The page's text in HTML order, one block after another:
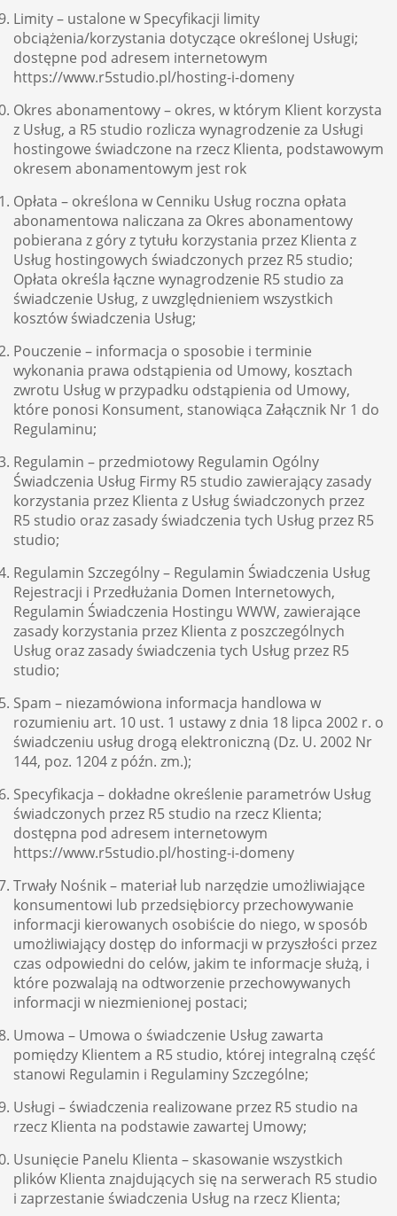
Limity – ustalone w Specyfikacji limity
obciążenia/korzystania dotyczące określonej Usługi;
dostępne pod adresem internetowym
https://www.r5studio.pl/hosting-i-domeny
Okres abonamentowy – okres, w którym Klient korzysta
z Usług, a R5 studio rozlicza wynagrodzenie za Usługi
hostingowe świadczone na rzecz Klienta, podstawowym
okresem abonamentowym jest rok
Opłata – określona w Cenniku Usług roczna opłata
abonamentowa naliczana za Okres abonamentowy
pobierana z góry z tytułu korzystania przez Klienta z
Usług hostingowych świadczonych przez R5 studio;
Opłata określa łączne wynagrodzenie R5 studio za
świadczenie Usług, z uwzględnieniem wszystkich
kosztów świadczenia Usług;
Pouczenie – informacja o sposobie i terminie
wykonania prawa odstąpienia od Umowy, kosztach
zwrotu Usług w przypadku odstąpienia od Umowy,
które ponosi Konsument, stanowiąca Załącznik Nr 1 do
Regulaminu;
Regulamin – przedmiotowy Regulamin Ogólny
Świadczenia Usług Firmy R5 studio zawierający zasady
korzystania przez Klienta z Usług świadczonych przez
R5 studio oraz zasady świadczenia tych Usług przez R5
studio;
Regulamin Szczególny – Regulamin Świadczenia Usług
Rejestracji i Przedłużania Domen Internetowych,
Regulamin Świadczenia Hostingu WWW, zawierające
zasady korzystania przez Klienta z poszczególnych
Usług oraz zasady świadczenia tych Usług przez R5
studio;
Spam – niezamówiona informacja handlowa w
rozumieniu art. 10 ust. 1 ustawy z dnia 18 lipca 2002 r. o
świadczeniu usług drogą elektroniczną (Dz. U. 2002 Nr
144, poz. 1204 z późn. zm.);
Specyfikacja – dokładne określenie parametrów Usług
świadczonych przez R5 studio na rzecz Klienta;
dostępna pod adresem internetowym
https://www.r5studio.pl/hosting-i-domeny
Trwały Nośnik – materiał lub narzędzie umożliwiające
konsumentowi lub przedsiębiorcy przechowywanie
informacji kierowanych osobiście do niego, w sposób
umożliwiający dostęp do informacji w przyszłości przez
czas odpowiedni do celów, jakim te informacje służą, i
które pozwalają na odtworzenie przechowywanych
informacji w niezmienionej postaci;
Umowa – Umowa o świadczenie Usług zawarta
pomiędzy Klientem a R5 studio, której integralną część
stanowi Regulamin i Regulaminy Szczególne;
Usługi – świadczenia realizowane przez R5 studio na
rzecz Klienta na podstawie zawartej Umowy;
Usunięcie Panelu Klienta – skasowanie wszystkich
plików Klienta znajdujących się na serwerach R5 studio
i zaprzestanie świadczenia Usług na rzecz Klienta;